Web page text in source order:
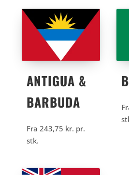
ANTIGUA &
BARBUDA
Fra 243,75 kr. pr.
stk.